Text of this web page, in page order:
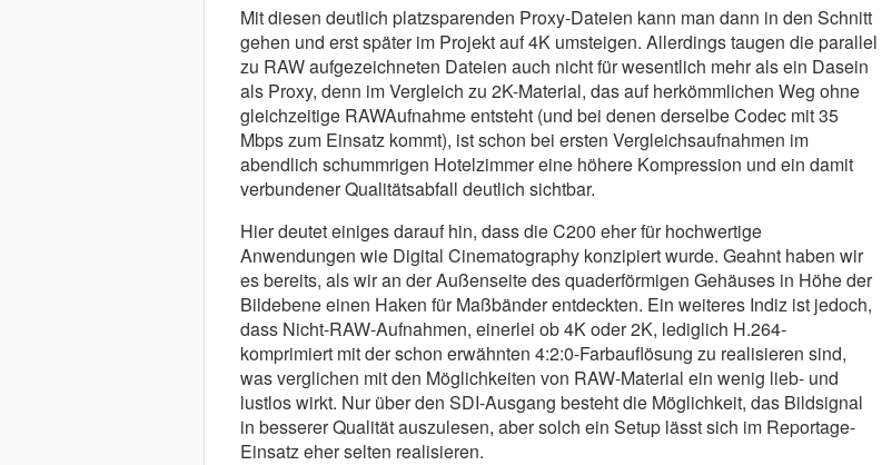
Mit diesen deutlich platzsparenden Proxy-Dateien kann man dann in den Schnitt
gehen und erst später im Projekt auf 4K umsteigen. Allerdings taugen die parallel
zu RAW aufgezeichneten Dateien auch nicht für wesentlich mehr als ein Dasein
als Proxy, denn im Vergleich zu 2K-Material, das auf herkömmlichen Weg ohne
gleichzeitige RAWAufnahme entsteht (und bei denen derselbe Codec mit 35
Mbps zum Einsatz kommt), ist schon bei ersten Vergleichsaufnahmen im
abendlich schummrigen Hotelzimmer eine höhere Kompression und ein damit
verbundener Qualitätsabfall deutlich sichtbar.
Hier deutet einiges darauf hin, dass die C200 eher für hochwertige
Anwendungen wie Digital Cinematography konzipiert wurde. Geahnt haben wir
es bereits, als wir an der Außenseite des quaderförmigen Gehäuses in Höhe der
Bildebene einen Haken für Maßbänder entdeckten. Ein weiteres Indiz ist jedoch,
dass Nicht-RAW-Aufnahmen, einerlei ob 4K oder 2K, lediglich H.264-
komprimiert mit der schon erwähnten 4:2:0-Farbauflösung zu realisieren sind,
was verglichen mit den Möglichkeiten von RAW-Material ein wenig lieb- und
lustlos wirkt. Nur über den SDI-Ausgang besteht die Möglichkeit, das Bildsignal
in besserer Qualität auszulesen, aber solch ein Setup lässt sich im Reportage-
Einsatz eher selten realisieren.